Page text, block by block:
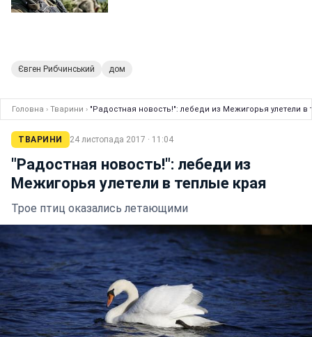
Євген Рибчинський дом
Головна › Тварини › "Радостная новость!": лебеди из Межигорья улетели в
ТВАРИНИ 24 листопада 2017 · 11:04
"Радостная новость!": лебеди из
Межигорья улетели в теплые края
Трое птиц оказались летающими